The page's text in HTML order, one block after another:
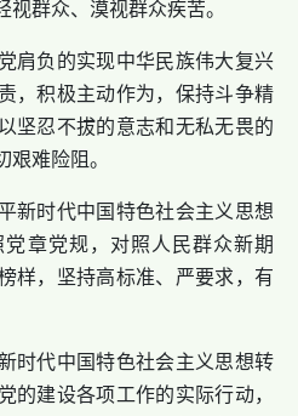
视群众、漠视群众疾苦。
肩负的实现中华民族伟大复兴
，积极主动作为，保持斗争精
坚忍不拔的意志和无私无畏的
难险阻。
新时代中国特色社会主义思想
章党规，对照人民群众新期
样，坚持高标准、严要求，有
时代中国特色社会主义思想转
的建设各项工作的实际行动，